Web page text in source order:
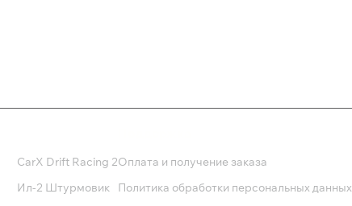
CarX Drift Racing 2
Ил-2 Штурмовик
Оплата и получение заказа
Политика обработки персональных данных